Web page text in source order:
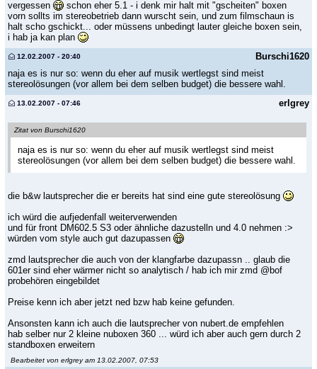
vergessen
schon eher 5.1 - i denk mir halt mit "gscheiten" boxen
vorn sollts im stereobetrieb dann wurscht sein, und zum filmschaun is
halt scho gschickt... oder müssens unbedingt lauter gleiche boxen sein,
i hab ja kan plan
Burschi1620
12.02.2007 - 20:40
naja es is nur so: wenn du eher auf musik wertlegst sind meist
stereolösungen (vor allem bei dem selben budget) die bessere wahl.
erlgrey
13.02.2007 - 07:46
Zitat von Burschi1620
naja es is nur so: wenn du eher auf musik wertlegst sind meist
stereolösungen (vor allem bei dem selben budget) die bessere wahl.
die b&w lautsprecher die er bereits hat sind eine gute stereolösung
ich würd die aufjedenfall weiterverwenden
und für front DM602.5 S3 oder ähnliche dazustelln und 4.0 nehmen :>
würden vom style auch gut dazupassen
zmd lautsprecher die auch von der klangfarbe dazupassn .. glaub die
601er sind eher wärmer nicht so analytisch / hab ich mir zmd @bof
probehören eingebildet
Preise kenn ich aber jetzt ned bzw hab keine gefunden.
Ansonsten kann ich auch die lautsprecher von nubert.de empfehlen
hab selber nur 2 kleine nuboxen 360 ... würd ich aber auch gern durch 2
standboxen erweitern
Bearbeitet von erlgrey am 13.02.2007, 07:53